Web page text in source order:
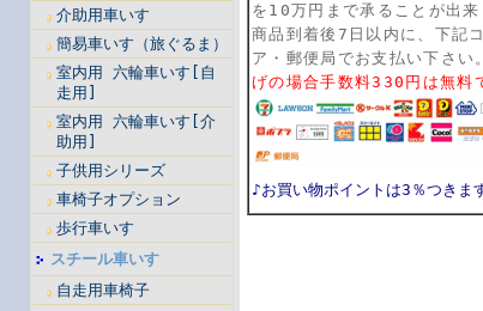
介助用車いす
簡易車いす（旅ぐるま）
室内用 六輪車いす[自
走用]
室内用 六輪車いす[介
助用]
子供用シリーズ
車椅子オプション
歩行車いす
スチール車いす
自走用車椅子
を10万円まで承ることが出来
商品到着後7日以内に、下記
ア・郵便局でお支払い下さい。
げの場合手数料330円は無料
♪お買い物ポイントは3％つきま